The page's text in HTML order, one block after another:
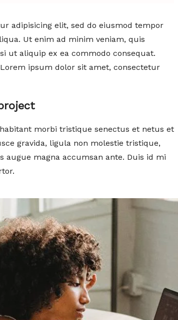
adipisicing elit, sed do eiusmod tempor
Ut enim ad minim veniam, quis
ut aliquip ex ea commodo consequat.
ipsum dolor sit amet, consectetur
morbi tristique senectus et netus et
gravida, ligula non molestie tristique,
magna accumsan ante. Duis id mi